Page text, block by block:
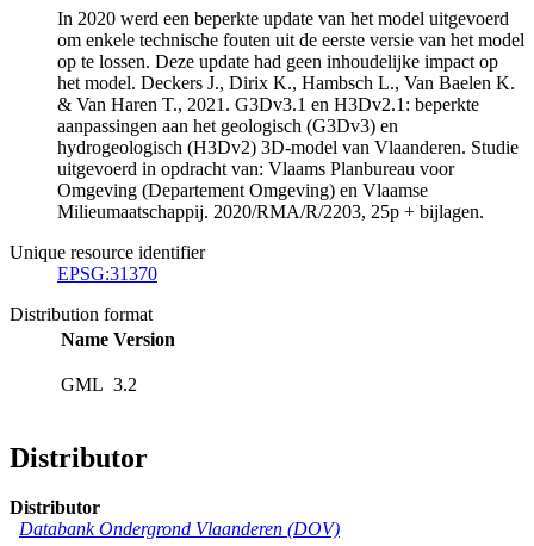
In 2020 werd een beperkte update van het model uitgevoerd
om enkele technische fouten uit de eerste versie van het model
op te lossen. Deze update had geen inhoudelijke impact op
het model. Deckers J., Dirix K., Hambsch L., Van Baelen K.
& Van Haren T., 2021. G3Dv3.1 en H3Dv2.1: beperkte
aanpassingen aan het geologisch (G3Dv3) en
hydrogeologisch (H3Dv2) 3D-model van Vlaanderen. Studie
uitgevoerd in opdracht van: Vlaams Planbureau voor
Omgeving (Departement Omgeving) en Vlaamse
Milieumaatschappij. 2020/RMA/R/2203, 25p + bijlagen.
Unique resource identifier
EPSG:31370
Distribution format
Name Version
GML 3.2
Distributor
Distributor
Databank Ondergrond Vlaanderen (DOV)